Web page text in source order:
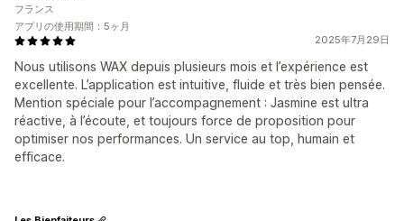
2025年7月29日
Nous utilisons WAX depuis plusieurs mois et l’expérience est
excellente. L’application est intuitive, fluide et très bien pensée.
Mention spéciale pour l’accompagnement : Jasmine est ultra
réactive, à l’écoute, et toujours force de proposition pour
optimiser nos performances. Un service au top, humain et
efficace.
フランス
アプリの使用期間：5ヶ月